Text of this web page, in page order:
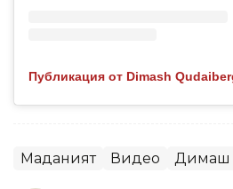
Маданият Видео Димаш